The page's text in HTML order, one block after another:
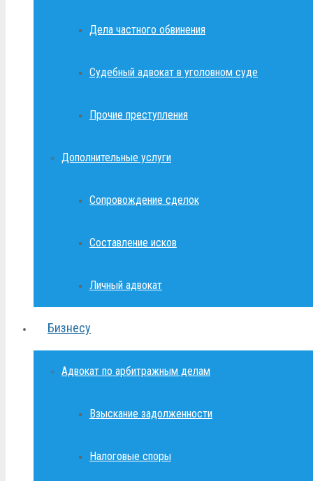
Дела частного обвинения
Судебный адвокат в уголовном суде
Прочие преступления
Дополнительные услуги
Сопровождение сделок
Составление исков
Личный адвокат
Бизнесу
Адвокат по арбитражным делам
Взыскание задолженности
Налоговые споры